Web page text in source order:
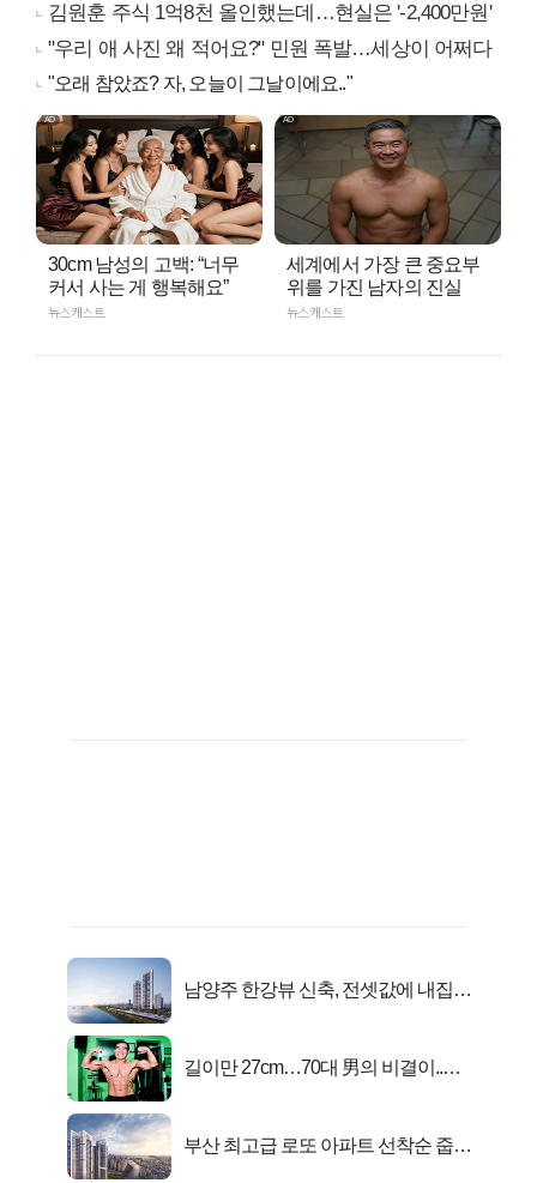
김원훈 주식 1억8천 올인했는데…현실은 '-2,400만원'
"우리 애 사진 왜 적어요?" 민원 폭발…세상이 어쩌다
"오래 참았죠? 자, 오늘이 그날이에요.."
30cm 남성의 고백: “너무
커서 사는 게 행복해요”
뉴스캐스트
세계에서 가장 큰 중요부
위를 가진 남자의 진실
뉴스캐스트
남양주 한강뷰 신축, 전셋값에 내집마
길이만 27cm…70대 男의 비결이..충
부산 최고급 로또 아파트 선착순 줍줍